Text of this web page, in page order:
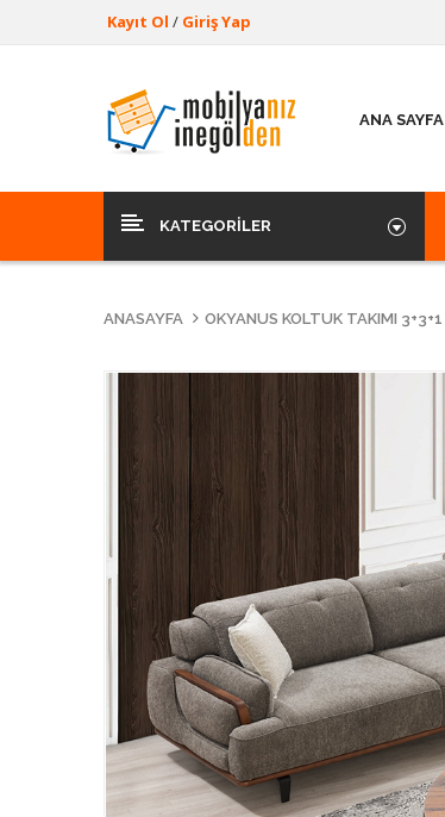
Kayıt Ol / Giriş Yap
ANA SAYFA
KATEGORILER
ANASAYFA OKYANUS KOLTUK TAKIMI 3+3+1